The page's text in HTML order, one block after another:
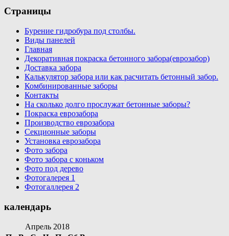
Страницы
Бурение гидробура под столбы.
Виды панелей
Главная
Декоративная покраска бетонного забора(еврозабор)
Доставка забора
Калькулятор забора или как расчитать бетонный забор.
Комбинированные заборы
Контакты
На сколько долго прослужат бетонные заборы?
Покраска еврозабора
Производство еврозабора
Секционные заборы
Установка еврозабора
Фото забора
Фото забора с коньком
Фото под дерево
Фотогалерея 1
Фотогаллерея 2
календарь
Апрель 2018